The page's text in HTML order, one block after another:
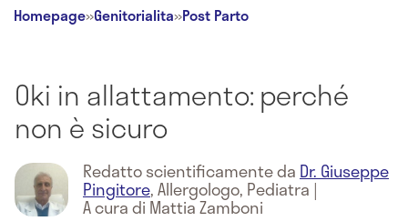
Homepage»Genitorialita»Post Parto
Oki in allattamento: perché
non è sicuro
Redatto scientificamente da Dr. Giuseppe
Pingitore,Allergologo, Pediatra |
A cura di Mattia Zamboni